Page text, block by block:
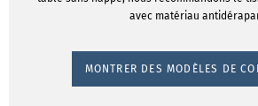
avec matériau
MONTRER DES MODÈLES DE